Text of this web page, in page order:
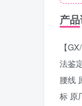
产
【
法鉴
腰线
标 原